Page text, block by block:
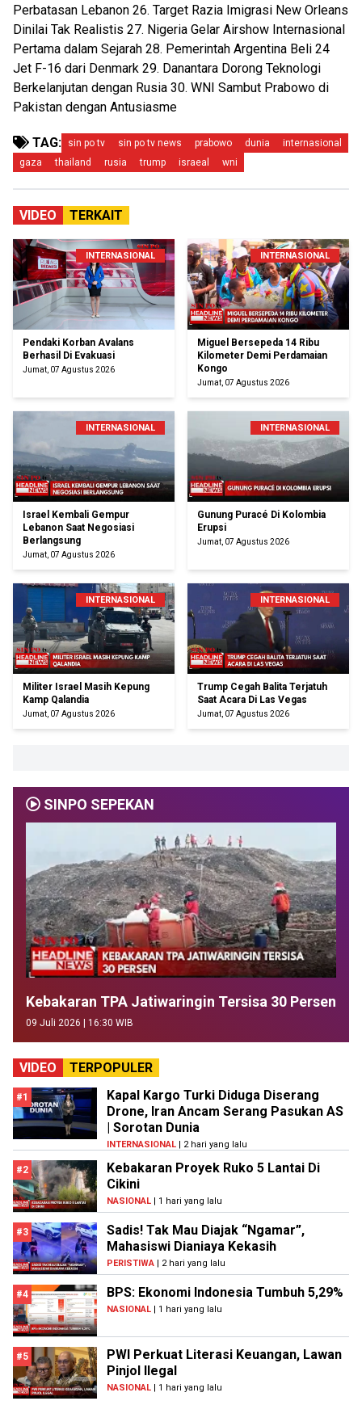
Perbatasan Lebanon 26. Target Razia Imigrasi New Orleans
Dinilai Tak Realistis 27. Nigeria Gelar Airshow Internasional
Pertama dalam Sejarah 28. Pemerintah Argentina Beli 24
Jet F-16 dari Denmark 29. Danantara Dorong Teknologi
Berkelanjutan dengan Rusia 30. WNI Sambut Prabowo di
Pakistan dengan Antusiasme
TAG: sin po tv sin po tv news prabowo dunia
internasional
gaza
thailand rusia trump israeal wni
VIDEO TERKAIT
INTERNASIONAL
Pendaki Korban Avalans
Berhasil Di Evakuasi
Jumat, 07 Agustus 2026
INTERNASIONAL
Miguel Bersepeda 14 Ribu
Kilometer Demi Perdamaian
Kongo
Jumat, 07 Agustus 2026
INTERNASIONAL
Israel Kembali Gempur
Lebanon Saat Negosiasi
Berlangsung
Jumat, 07 Agustus 2026
INTERNASIONAL
Gunung Puracé Di Kolombia
Erupsi
Jumat, 07 Agustus 2026
INTERNASIONAL
Militer Israel Masih Kepung
Kamp Qalandia
Jumat, 07 Agustus 2026
INTERNASIONAL
Trump Cegah Balita Terjatuh
Saat Acara Di Las Vegas
Jumat, 07 Agustus 2026
SINPO SEPEKAN
Kebakaran TPA Jatiwaringin Tersisa 30 Persen
09 Juli 2026 | 16:30 WIB
VIDEO TERPOPULER
#1
Kapal Kargo Turki Diduga Diserang
Drone, Iran Ancam Serang Pasukan AS
| Sorotan Dunia
INTERNASIONAL | 2 hari yang lalu
#2
Kebakaran Proyek Ruko 5 Lantai Di
Cikini
NASIONAL | 1 hari yang lalu
#3
Sadis! Tak Mau Diajak “Ngamar”,
Mahasiswi Dianiaya Kekasih
PERISTIWA | 2 hari yang lalu
#4 BPS: Ekonomi Indonesia Tumbuh 5,29%
NASIONAL | 1 hari yang lalu
#5
PWI Perkuat Literasi Keuangan, Lawan
Pinjol Ilegal
NASIONAL | 1 hari yang lalu